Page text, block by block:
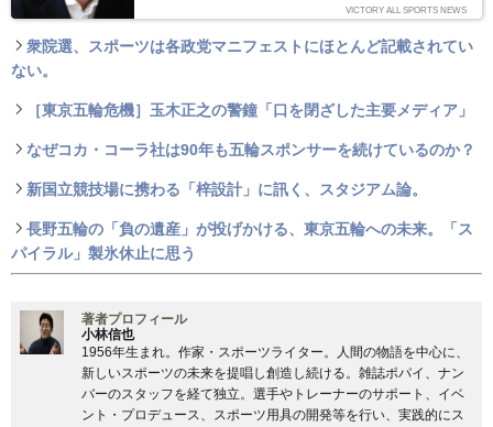
年に一度の国際スポーツイベントを迎える準備は進んでいるのか。
「都民ファーストの会東京都議団」初代幹事長を務め小池百合子氏
再び「かがやけTokyo」所属の都議会議員として活動する音喜多駿
VICTORY ALL SPORTS NEWS
衆院選、スポーツは各政党マニフェストにほとんど記載されてい
ない。
［東京五輪危機］玉木正之の警鐘「口を閉ざした主要メディア」
なぜコカ・コーラ社は90年も五輪スポンサーを続けているのか？
新国立競技場に携わる「梓設計」に訊く、スタジアム論。
長野五輪の「負の遺産」が投げかける、東京五輪への未来。「ス
パイラル」製氷休止に思う
著者プロフィール
小林信也
1956年生まれ。作家・スポーツライター。人間の物語を中心に、
新しいスポーツの未来を提唱し創造し続ける。雑誌ポパイ、ナン
バーのスタッフを経て独立。選手やトレーナーのサポート、イベ
ント・プロデュース、スポーツ用具の開発等を行い、実践的にス